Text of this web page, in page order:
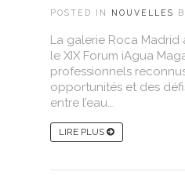
POSTED IN NOUVELLES
La galerie Roca Madrid
le XIX Forum iAgua
professionnels
opportunités et des
entre l’eau...
LIRE PLUS